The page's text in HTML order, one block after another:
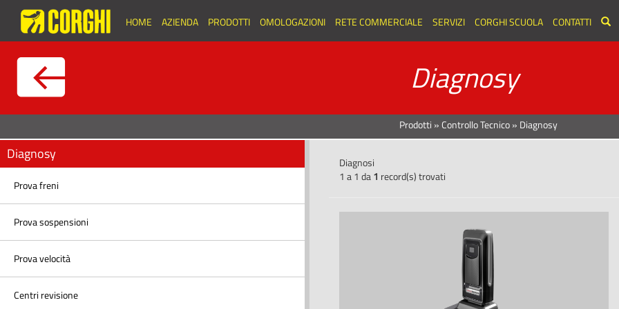
HOME AZIENDA PRODOTTI OMOLOGAZIONI RETE COMMERCIALE SERVIZI CORGHI SCUOLA CONTATTI
Diagnosy
Prodotti »Controllo Tecnico» Diagnosy
Diagnosy
Prova freni
Prova sospensioni
Prova velocità
Centri revisione
Diagnosi
1 a 1 da1 record(s) trovati